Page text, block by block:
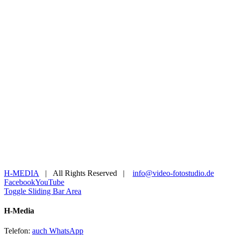
H-MEDIA | All Rights Reserved | info@video-fotostudio.de
FacebookYouTube
Toggle Sliding Bar Area
H-Media
Telefon: auch WhatsApp